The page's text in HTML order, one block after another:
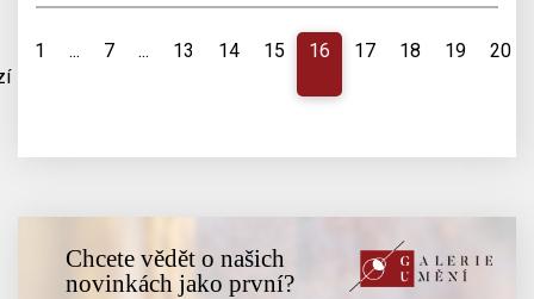
1 ... 7 ... 13 14 15 16 17 18 19 20
Chcete vědět o našich
novinkách jako první?